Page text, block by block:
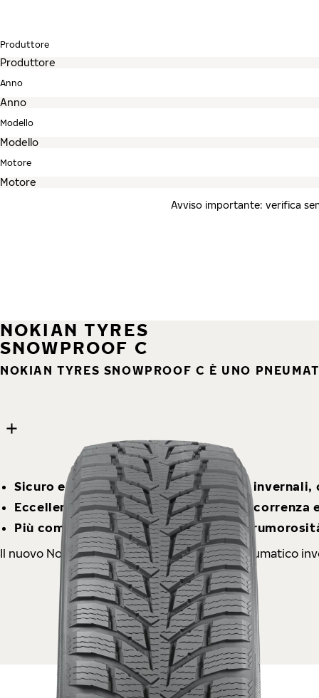
Produttore
Anno
Modello
Motore
Avviso importante: verifica
9 images
Skip media gallery
NOKIAN TYRES
SNOWPROOF C
NOKIAN TYRES SNOWPROOF C È UNO
Il nuovo Nokian Tyres Snowproof C è uno pneumatico
Sicuro e stabile in tutte le condizioni invernali,
Eccellente ciclo di vita: maggiore percorrenza
Più comfort di guida con un livello di